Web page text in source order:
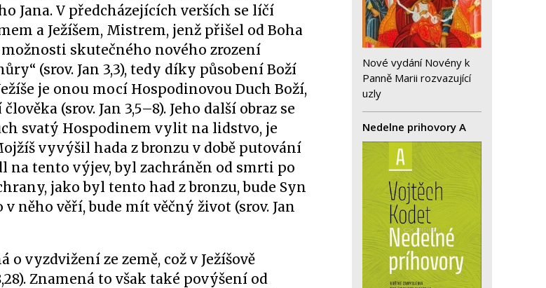
Jana. V předcházejících verších se líčí
a Ježíšem, Mistrem, jenž přišel od Boha
možnosti skutečného nového zrození
(srov. Jan 3,3), tedy díky působení Boží
je onou mocí Hospodinovou Duch Boží,
(srov. Jan 3,5–8). Jeho další obraz se
svatý Hospodinem vylit na lidstvo, je
vyvýšil hada z bronzu v době putování
na tento výjev, byl zachráněn od smrti po
jako byl tento had z bronzu, bude Syn
něho věří, bude mít věčný život (srov. Jan
o vyzdvižení ze země, což v Ježíšově
Znamená to však také povýšení od
Nové vydání Novény k
Panně Marii rozvazující
uzly
Nedelne prihovory A